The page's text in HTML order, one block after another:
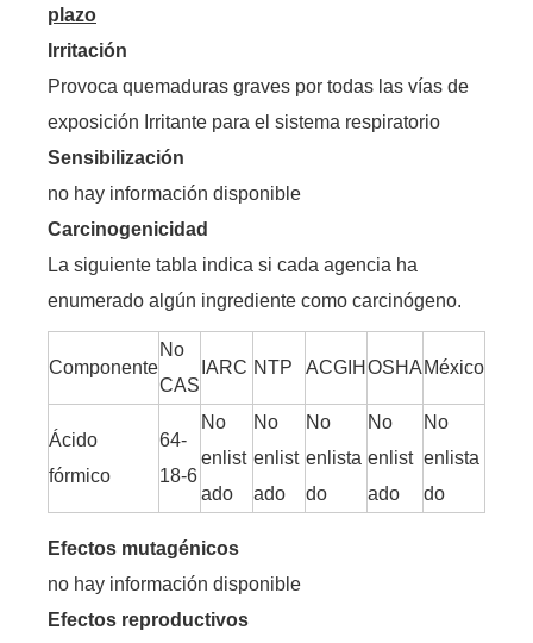
plazo
Irritación
Provoca quemaduras graves por todas las vías de
exposición Irritante para el sistema respiratorio
Sensibilización
no hay información disponible
Carcinogenicidad
La siguiente tabla indica si cada agencia ha
enumerado algún ingrediente como carcinógeno.
Componente
No
CAS
IARC NTP ACGIH OSHA México
Ácido
fórmico
64-
18-6
No
enlist
ado
No
enlist
ado
No
enlista
do
No
enlist
ado
No
enlista
do
Efectos mutagénicos
no hay información disponible
Efectos reproductivos